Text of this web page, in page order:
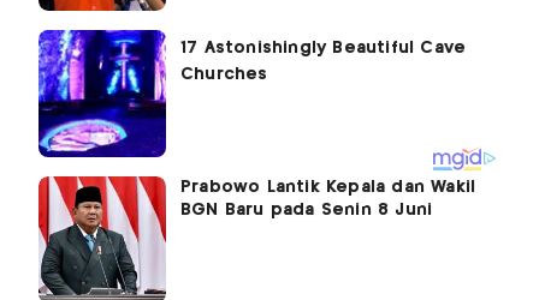
Prabowo Lantik Kepala dan Wakil
BGN Baru pada Senin 8 Juni